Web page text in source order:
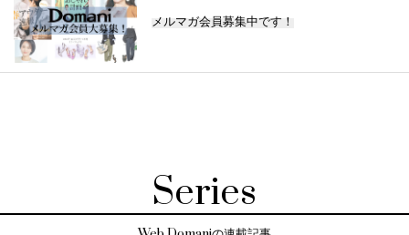
メルマガ会員募集中です！
Series